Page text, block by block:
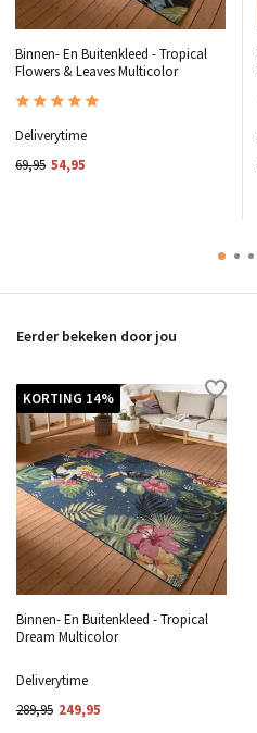
Binnen- En Buitenkleed - Tropical
Flowers & Leaves Multicolor
Deliverytime
69,95 54,95
Eerder bekeken door jou
KORTING 14%
Binnen- En Buitenkleed - Tropical
Dream Multicolor
Deliverytime
289,95 249,95